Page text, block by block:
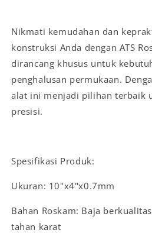
Nikmati kemudahan dan
konstruksi Anda dengan ATS
dirancang khusus untuk
penghalusan permukaan.
alat ini menjadi pilihan terbaik
presisi.
Spesifikasi Produk:
Ukuran: 10"x4"x0.7mm
Bahan Roskam: Baja
tahan karat